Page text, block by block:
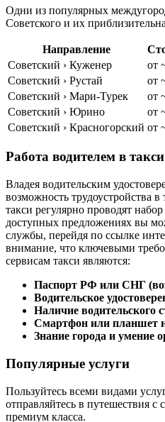
Одни из популярных
Советского и их
Направление
Советский › Куженер
от
Советский › Рустай
от
Советский › Мари-Турек
от
Советский › Юрино
от
Советский › Красногорский от
Работа водителем в
Владея водительским
возможность трудоустройства
такси регулярно проводят
доступных предложениях вы
службы, перейдя по ссылке
внимание, что ключевыми
сервисам такси являются:
Паспорт РФ или СНГ
Водительское
Наличие водительского
Смартфон или планшет
Знание города и умение
Популярные услуги
Пользуйтесь всеми видами
отправляйтесь в путешествия с
премиум класса.